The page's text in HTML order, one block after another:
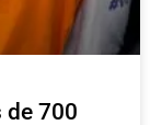
de 700